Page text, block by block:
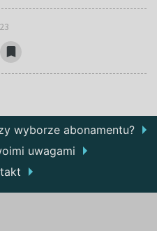
wyborze abonamentu?
uwagami